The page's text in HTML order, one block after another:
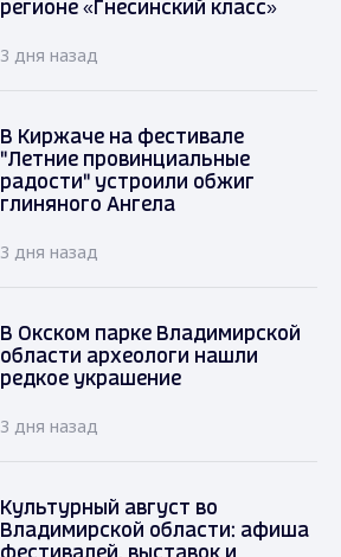
регионе «Гнесинский класс»
3 дня назад
В Киржаче на фестивале
"Летние провинциальные
радости" устроили обжиг
глиняного Ангела
3 дня назад
В Окском парке Владимирской
области археологи нашли
редкое украшение
3 дня назад
Культурный август во
Владимирской области: афиша